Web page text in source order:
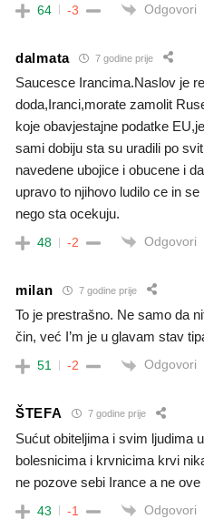
64 -3 Odgovori
dalmata 7 godine prije
Saucesce Irancima.Naslov je
doda,Iranci,morate zamolit
koje obavjestajne podatke
sami dobiju sta su uradili po
navedene ubojice i obucene i
upravo to njihovo ludilo ce in
nego sta ocekuju.
48 -2 Odgovori
milan 7 godine prije
To je prestrašno. Ne samo da
čin, već I’m je u glavam stav
51 -2 Odgovori
ŠTEFA 7 godine prije
Sućut obiteljima i svim ljudima
bolesnicima i krvnicima krvi
ne pozove sebi Irance a ne
43 -1 Odgovori